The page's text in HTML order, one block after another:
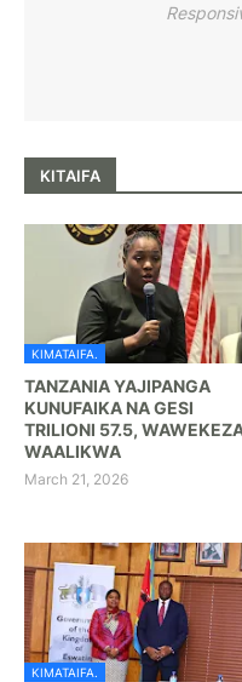
KITAIFA
KIMATAIFA.
TANZANIA YAJIPANGA
KUNUFAIKA NA GESI
TRILIONI 57.5,
WAALIKWA
March 21, 2026
KIMATAIFA.